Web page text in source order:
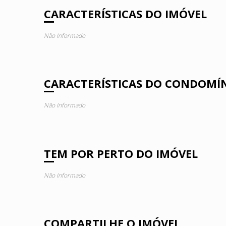
CARACTERÍSTICAS DO IMÓVEL
Não Informado
CARACTERÍSTICAS DO
Não Informado
TEM POR PERTO DO IMÓVEL
Não Informado
COMPARTILHE O IMÓVEL